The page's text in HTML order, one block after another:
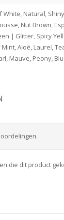
White, Natural,
Nut Brown,
| Glitter, Spicy
Mint, Aloë, Laurel,
Mauve, Peony,
die dit product